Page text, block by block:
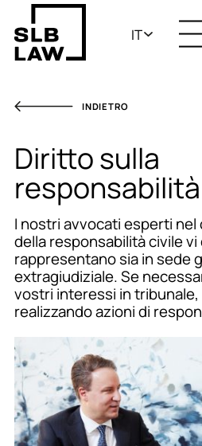
IT
INDIETRO
Diritto sulla
I nostri avvocati esperti
della responsabilità civile vi
rappresentano sia in sede
extragiudiziale. Se
vostri interessi in
realizzando azioni di